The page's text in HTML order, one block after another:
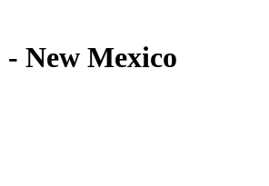
New Mexico